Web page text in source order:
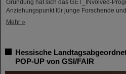
Gründung hat sich das GET_INvolved-
Anziehungspunkt für junge Forschende
Mehr »
Hessische
POP-UP von GSI/FAIR